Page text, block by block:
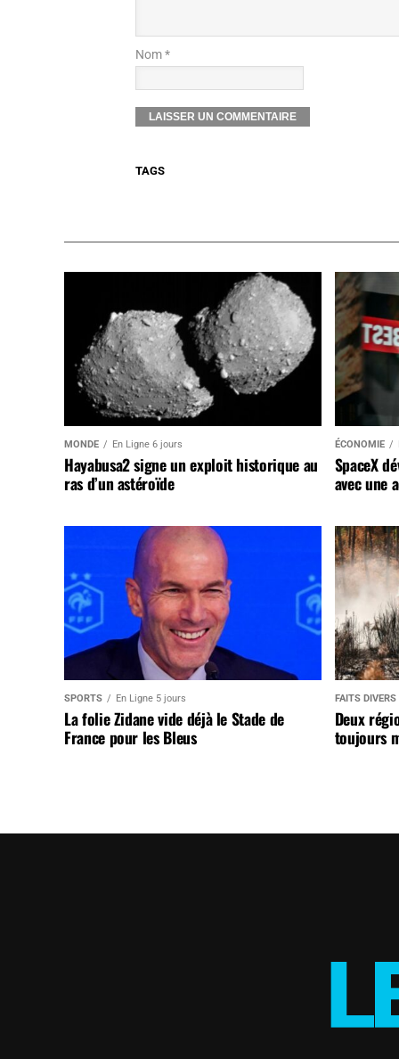
Nom *
TAGS
MONDE En Ligne 6 jours
Hayabusa2 signe un exploit historique au
ras d’un astéroïde
ÉCONOMIE
SpaceX
avec une
SPORTS En Ligne 5 jours
La folie Zidane vide déjà le Stade de
France pour les Bleus
FAITS DIVERS
Deux
toujours